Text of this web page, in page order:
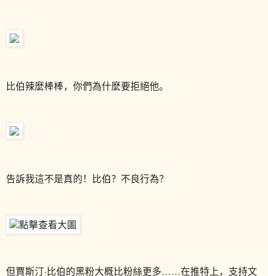
比伯辣麼棒棒，你們為什麼要拒絕他。
告訴我這不是真的！比伯？不良行為？
但賈斯汀·比伯的黑粉大概比粉絲更多……在推特上，支持文